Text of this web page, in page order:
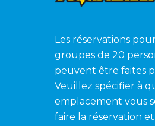
Les réservations
groupes de 20
peuvent être faites
Veuillez spécifier à
emplacement vous
faire la réservation